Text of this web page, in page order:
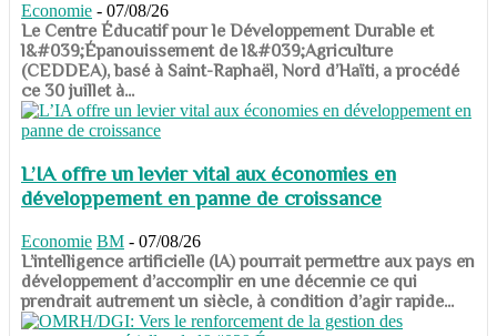
Economie - 07/08/26
​​​​​​​Le Centre Éducatif pour le Développement Durable et
l&#039;Épanouissement de l&#039;Agriculture
(CEDDEA), basé à Saint-Raphaël, Nord d’Haïti, a procédé
ce 30 juillet à...
L’IA offre un levier vital aux économies en
développement en panne de croissance
Economie BM - 07/08/26
​​​​​​​L’intelligence artificielle (IA) pourrait permettre aux pays en
développement d’accomplir en une décennie ce qui
prendrait autrement un siècle, à condition d’agir rapide...